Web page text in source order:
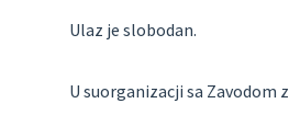
Ulaz je slobodan.
U suorganizacji sa Zavodom